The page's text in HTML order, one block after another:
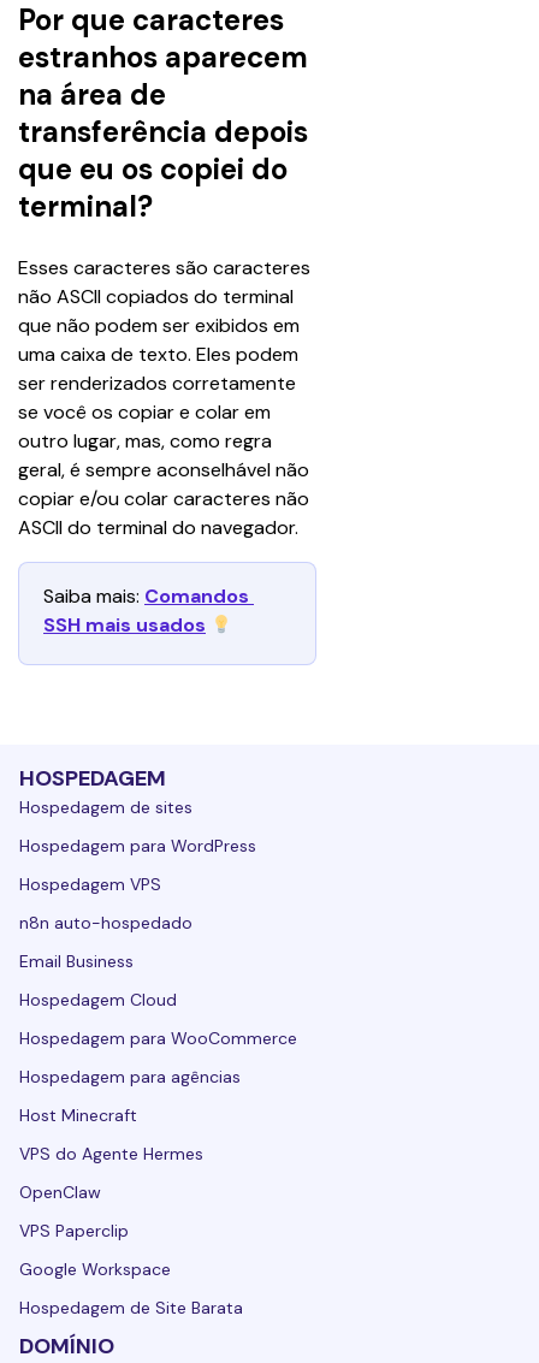
Por que caracteres
estranhos aparecem
na área de
transferência depois
que eu os copiei do
terminal?
Esses caracteres são caracteres
não ASCII copiados do terminal
que não podem ser exibidos em
uma caixa de texto. Eles podem
ser renderizados corretamente
se você os copiar e colar em
outro lugar, mas, como regra
geral, é sempre aconselhável não
copiar e/ou colar caracteres não
ASCII do terminal do navegador.
Saiba mais: Comandos
SSH mais usados
HOSPEDAGEM
Hospedagem de sites
Hospedagem para WordPress
Hospedagem VPS
n8n auto-hospedado
Email Business
Hospedagem Cloud
Hospedagem para WooCommerce
Hospedagem para agências
Host Minecraft
VPS do Agente Hermes
OpenClaw
VPS Paperclip
Google Workspace
Hospedagem de Site Barata
DOMÍNIO